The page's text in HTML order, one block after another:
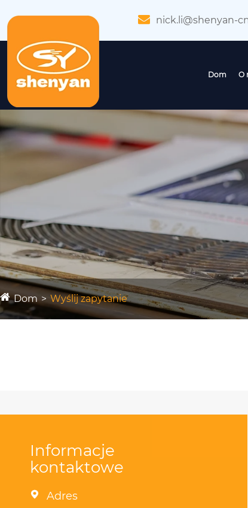
nick.li@shenyan-
Dom O
Dom Wyślij zapytanie
Informacje
kontaktowe
 Adres